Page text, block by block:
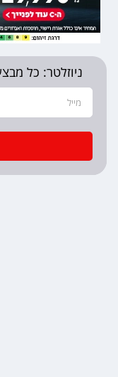
ניוזלטר: כל